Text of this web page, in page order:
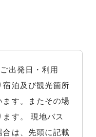
出発日・利用
泊及び観光箇所
ます。またその場
す。 現地バス
は、先頭に記載